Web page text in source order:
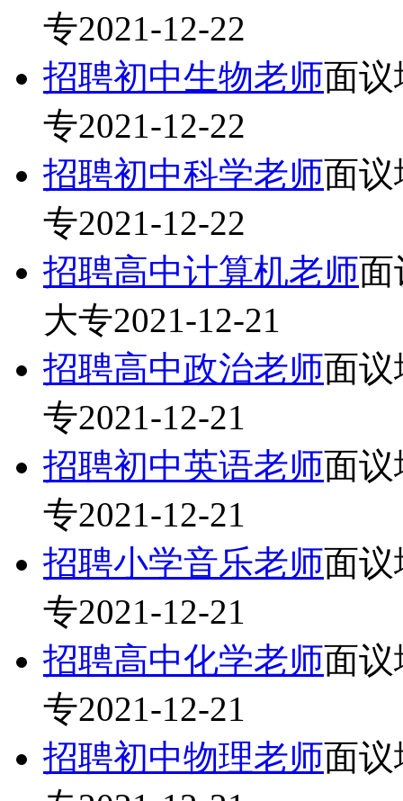
专2021-12-22
招聘初中生物老师面议
专2021-12-22
招聘初中科学老师面议
专2021-12-22
招聘高中计算机老师面
大专2021-12-21
招聘高中政治老师面议
专2021-12-21
招聘初中英语老师面议
专2021-12-21
招聘小学音乐老师面议
专2021-12-21
招聘高中化学老师面议
专2021-12-21
招聘初中物理老师面议